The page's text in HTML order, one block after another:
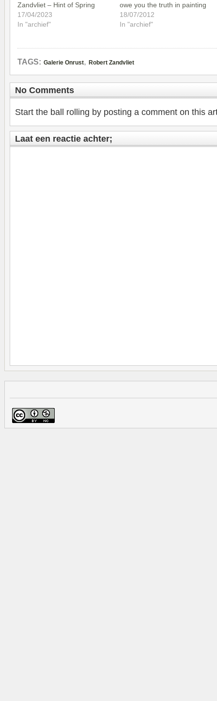
Zandvliet – Hint of Spring
17/04/2023
In "archief"
owe you the truth in painting
18/07/2012
In "archief"
TAGS: Galerie Onrust, Robert Zandvliet
No Comments
Start the ball rolling by posting a comment on this
Laat een reactie achter;